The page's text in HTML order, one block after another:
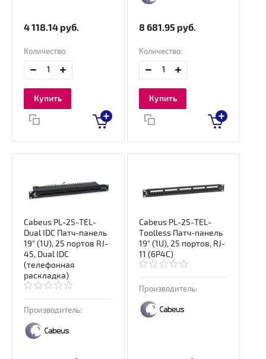
4 118.14 руб.
Количество:
Купить
8 681.95 руб.
Количество:
Купить
Cabeus PL-25-TEL-
Dual IDC Патч-панель
19" (1U), 25 портов RJ-
45, Dual IDC
(телефонная
раскладка)
Производитель:
Cabeus PL-25-TEL-
Toolless Патч-панель
19" (1U), 25 портов, RJ-
11 (6P4C)
Производитель: